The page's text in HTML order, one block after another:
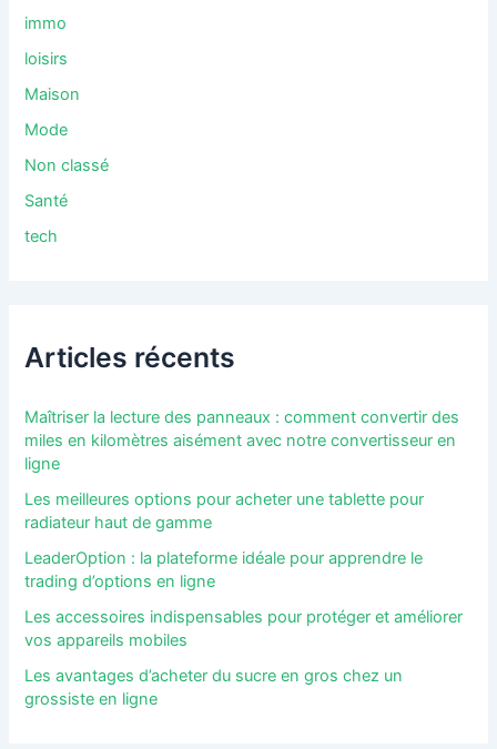
immo
loisirs
Maison
Mode
Non classé
Santé
tech
Articles récents
Maîtriser la lecture des panneaux : comment convertir des
miles en kilomètres aisément avec notre convertisseur en
ligne
Les meilleures options pour acheter une tablette pour
radiateur haut de gamme
LeaderOption : la plateforme idéale pour apprendre le
trading d’options en ligne
Les accessoires indispensables pour protéger et améliorer
vos appareils mobiles
Les avantages d’acheter du sucre en gros chez un
grossiste en ligne